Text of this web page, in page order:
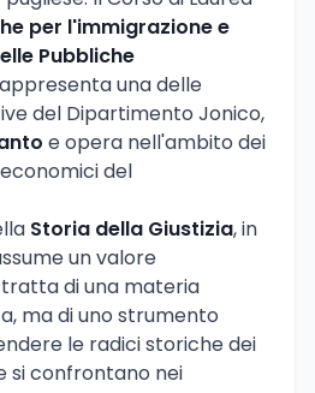
per l'immigrazione e
Pubbliche
una delle
del Dipartimento Jonico,
e opera nell'ambito dei
del
Storia della Giustizia, in
un valore
di una materia
ma di uno strumento
le radici storiche dei
si confrontano nei